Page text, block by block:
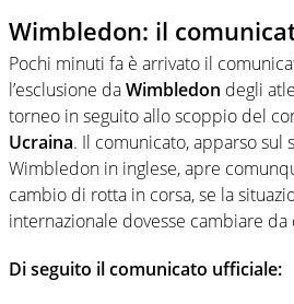
Wimbledon: il
Pochi minuti fa è arrivato il
l’esclusione daWimbledon degli
torneo in seguito allo scoppio del
Ucraina. Il comunicato, apparso sul
Wimbledon in inglese, apre
cambio di rotta in corsa, se la
internazionale dovesse cambiare da
Di seguito il comunicato ufficiale: